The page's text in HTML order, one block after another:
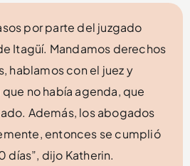
por parte del juzgado
Itagüí. Mandamos derechos
hablamos con el juez y
no había agenda, que
Además, los abogados
entonces se cumplió
días”, dijo Katherin.